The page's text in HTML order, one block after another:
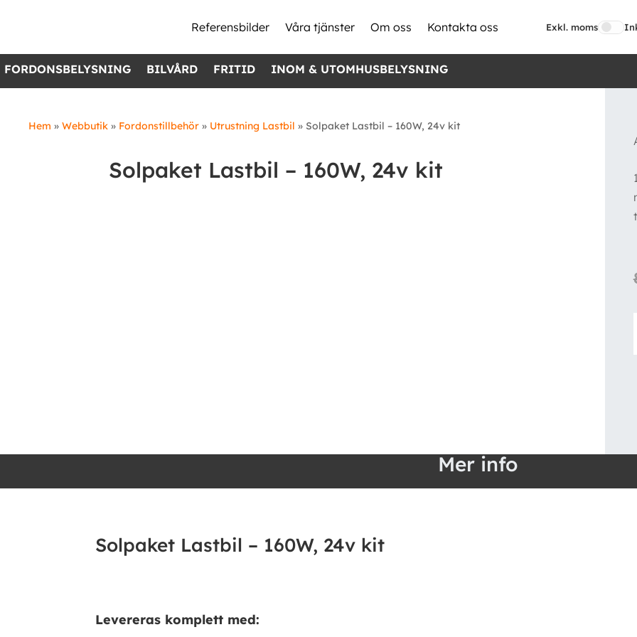
Referensbilder Våra tjänster Om oss Kontakta oss Exkl. moms
FORDONSBELYSNING BILVÅRD FRITID INOM & UTOMHUSBELYSNING
Hem » Webbutik » Fordonstillbehör » Utrustning Lastbil » Solpaket Lastbil – 160W, 24v kit
Solpaket Lastbil – 160W, 24v kit
Mer info
Solpaket Lastbil – 160W, 24v kit
Levereras komplett med: